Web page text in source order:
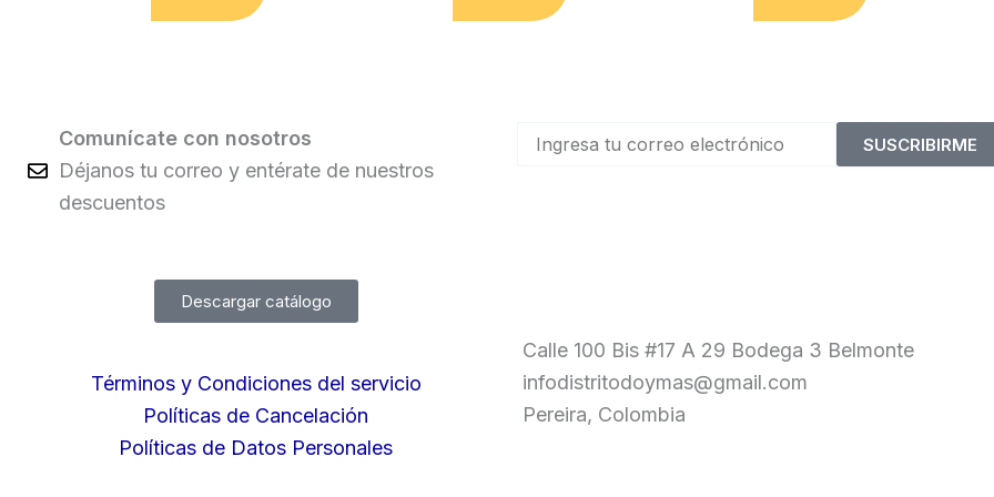
Comunícate con nosotros
Déjanos tu correo y entérate de nuestros
descuentos
SUSCRIBIRME
Descargar catálogo
Términos y Condiciones del servicio
Políticas de Cancelación
Políticas de Datos Personales
Calle 100 Bis #17 A 29 Bodega 3 Belmonte
infodistritodoymas@gmail.com
Pereira, Colombia